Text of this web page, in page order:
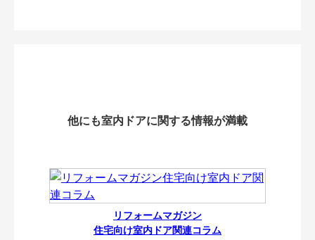
他にも室内ドアに関する情報が満載
リフォームマガジン
住宅向け室内ドア関連コラム